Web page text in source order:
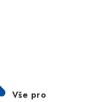
Vše pro